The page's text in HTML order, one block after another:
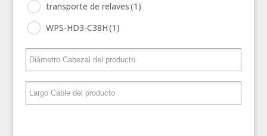
transporte de relaves(1)
WPS-HD3-C38H(1)